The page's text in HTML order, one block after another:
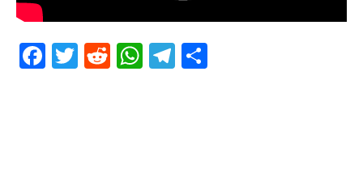
Facebook
Twitter
RedditWhatsApp
Telegram